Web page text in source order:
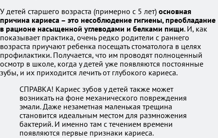
У детей старшего возраста (примерно с 5 лет) основная
причина кариеса – это несоблюдение гигиены, преобладание
в рационе насыщенной углеводами и белками пищи. И, как
показывает практика, очень редко родители с раннего
возраста приучают ребенка посещать стоматолога в целях
профилактики. Получается, что им проводят полноценный
осмотр в школе, когда у детей уже появляются постоянные
зубы, и их приходится лечить от глубокого кариеса.
СПРАВКА! Кариес зубов у детей также может
возникать на фоне механического повреждения
эмали. Даже незаметная маленькая трещина
становится идеальным местом для размножения
бактерий. И именно там с течением времени
появляются первые признаки кариеса.